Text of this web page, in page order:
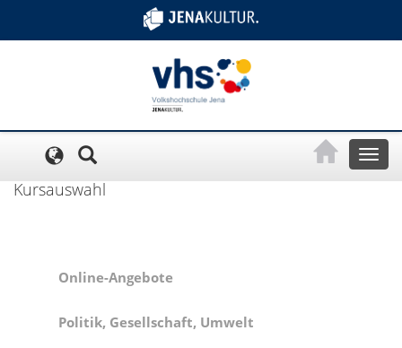
Toggle
Kursauswahl
Online-Angebote
Politik, Gesellschaft, Umwelt